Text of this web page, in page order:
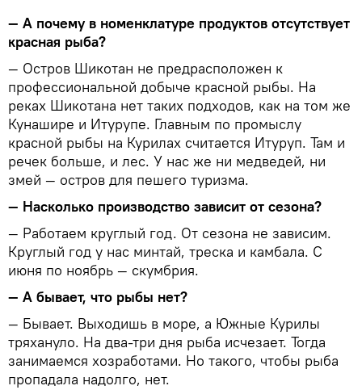
— А почему в номенклатуре продуктов отсутствует
красная рыба?
— Остров Шикотан не предрасположен к
профессиональной добыче красной рыбы. На
реках Шикотана нет таких подходов, как на том же
Кунашире и Итурупе. Главным по промыслу
красной рыбы на Курилах считается Итуруп. Там и
речек больше, и лес. У нас же ни медведей, ни
змей — остров для пешего туризма.
— Насколько производство зависит от сезона?
— Работаем круглый год. От сезона не зависим.
Круглый год у нас минтай, треска и камбала. С
июня по ноябрь — скумбрия.
— А бывает, что рыбы нет?
— Бывает. Выходишь в море, а Южные Курилы
тряхануло. На два-три дня рыба исчезает. Тогда
занимаемся хозработами. Но такого, чтобы рыба
пропадала надолго, нет.